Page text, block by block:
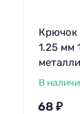
Крючок
1.25 мм
В
68 ₽